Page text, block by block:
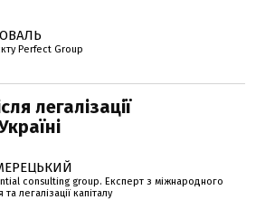
Perfеct Group
легалізації
consulting group. Експерт з міжнародного
легалізації капіталу